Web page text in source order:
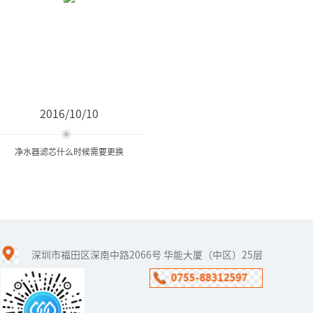
2016/10/10
净水器滤芯什么时候需要更换
随着水污染的加剧，净水
器现在已经进入了许多普
深圳市福田区深南中路2066号 华能大厦（中区）25层